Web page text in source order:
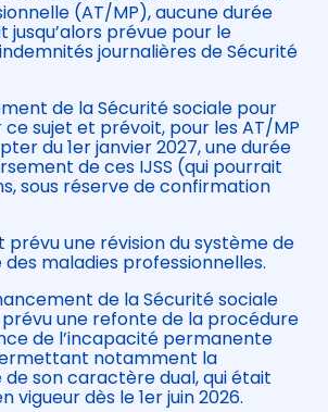
(AT/MP), aucune durée
jusqu’alors prévue pour le
journalières de Sécurité
de la Sécurité sociale pour
ce sujet et prévoit, pour les AT/MP
du 1er janvier 2027, une durée
de ces IJSS (qui pourrait
sous réserve de confirmation
prévu une révision du système de
maladies professionnelles.
de la Sécurité sociale
une refonte de la procédure
de l’incapacité permanente
notamment la
son caractère dual, qui était
vigueur dès le 1er juin 2026.